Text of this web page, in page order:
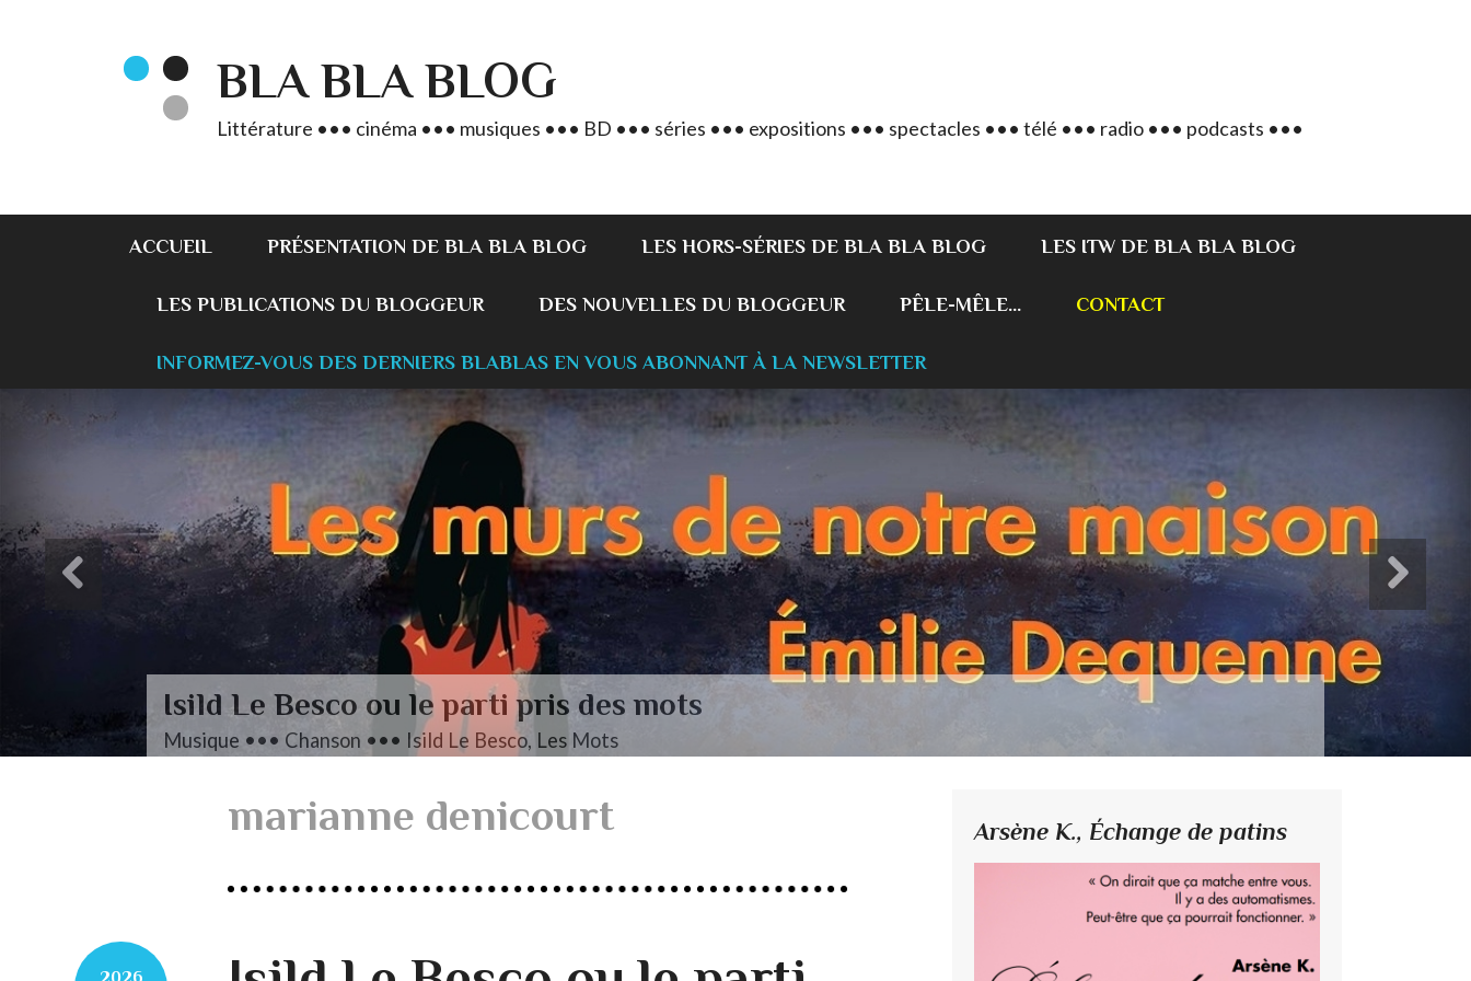
BLA BLA BLOG
Littérature ••• cinéma ••• musiques ••• BD ••• séries ••• expositions ••• spectacles ••• télé ••• radio ••• podcasts •••
ACCUEIL PRÉSENTATION DE BLA BLA BLOG LES HORS-SÉRIES DE BLA BLA BLOG LES ITW DE BLA BLA BLOG
LES PUBLICATIONS DU BLOGGEUR DES NOUVELLES DU BLOGGEUR PÊLE-MÊLE... CONTACT
INFORMEZ-VOUS DES DERNIERS BLABLAS EN VOUS ABONNANT À LA NEWSLETTER
L’autre Mendelssohn
Musique ••• Classique ••• Fanny Mendelssohn, Das Jahr
marianne denicourt Arsène K., Échange de patins